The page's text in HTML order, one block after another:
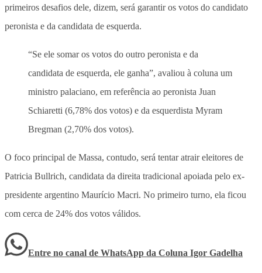
primeiros desafios dele, dizem, será garantir os votos do candidato
peronista e da candidata de esquerda.
“Se ele somar os votos do outro peronista e da
candidata de esquerda, ele ganha”, avaliou à coluna um
ministro palaciano, em referência ao peronista Juan
Schiaretti (6,78% dos votos) e da esquerdista Myram
Bregman (2,70% dos votos).
O foco principal de Massa, contudo, será tentar atrair eleitores de
Patricia Bullrich, candidata da direita tradicional apoiada pelo ex-
presidente argentino Maurício Macri. No primeiro turno, ela ficou
com cerca de 24% dos votos válidos.
Entre no canal de WhatsApp da Coluna Igor Gadelha